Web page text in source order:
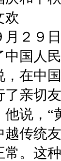
欢
月２９
中国人
，在中
了亲切
他说，“
越传统
常。这